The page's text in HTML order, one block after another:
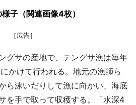
子（関連画像4枚）
［広告］
グサの産地で、テングサ漁は毎年
かけて行われる。地元の漁師ら
ら泳いだりして漁に向かい、海底
を手で取って収穫する。「水深4